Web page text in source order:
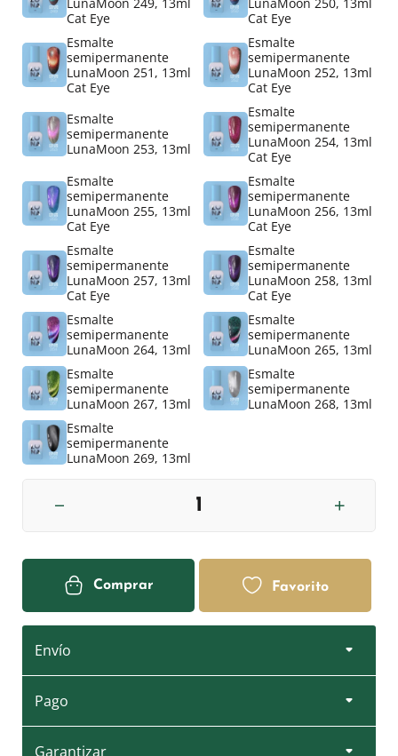
Cat Eye
Cat Eye
Esmalte
semipermanente
LunaMoon 251, 13ml
Cat Eye
Esmalte
semipermanente
LunaMoon 252, 13ml
Cat Eye
Esmalte
semipermanente
LunaMoon 253, 13ml
Esmalte
semipermanente
LunaMoon 254, 13ml
Cat Eye
Esmalte
semipermanente
LunaMoon 255, 13ml
Cat Eye
Esmalte
semipermanente
LunaMoon 256, 13ml
Cat Eye
Esmalte
semipermanente
LunaMoon 257, 13ml
Cat Eye
Esmalte
semipermanente
LunaMoon 258, 13ml
Cat Eye
Esmalte
semipermanente
LunaMoon 264, 13ml
Esmalte
semipermanente
LunaMoon 265, 13ml
Esmalte
semipermanente
LunaMoon 267, 13ml
Esmalte
semipermanente
LunaMoon 268, 13ml
Esmalte
semipermanente
LunaMoon 269, 13ml
Comprar Favorito
Envío
Pago
Garantizar